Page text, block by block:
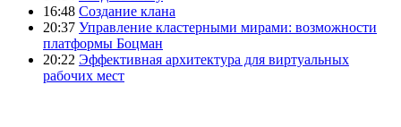
16:48 Создание клана
20:37 Управление кластерными мирами: возможности
платформы Боцман
20:22 Эффективная архитектура для виртуальных
рабочих мест